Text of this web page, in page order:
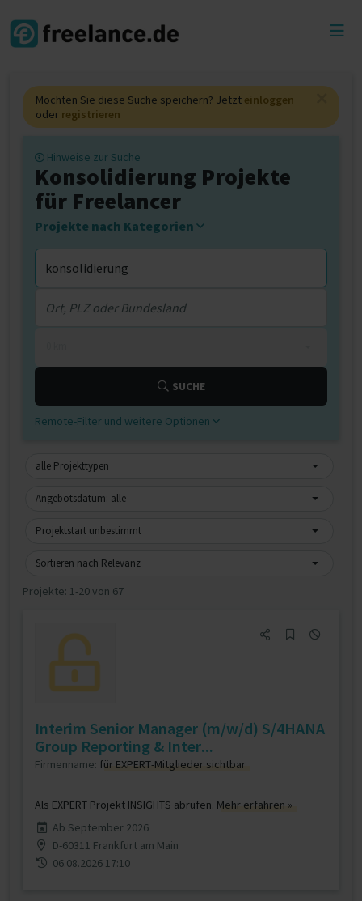
Möchten Sie diese Suche speichern? Jetzt einloggen
oder registrieren
Hinweise zur Suche
Konsolidierung Projekte
für Freelancer
Projekte nach Kategorien
SUCHE
Remote-Filter und weitere Optionen
alle Projekttypen
Angebotsdatum: alle
Projektstart unbestimmt
Sortieren nach Relevanz
Projekte: 1-20 von 67
Interim Senior Manager (m/w/d) S/4HANA
Group Reporting & Inter...
Firmenname: für EXPERT-Mitglieder sichtbar
Als EXPERT Projekt INSIGHTS abrufen. Mehr erfahren »
Ab September 2026
D-60311 Frankfurt am Main
06.08.2026 17:10